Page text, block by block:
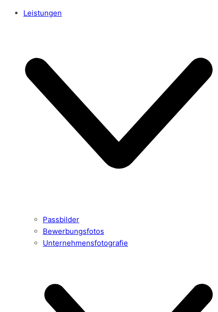
Leistungen
Passbilder
Bewerbungsfotos
Unternehmensfotografie